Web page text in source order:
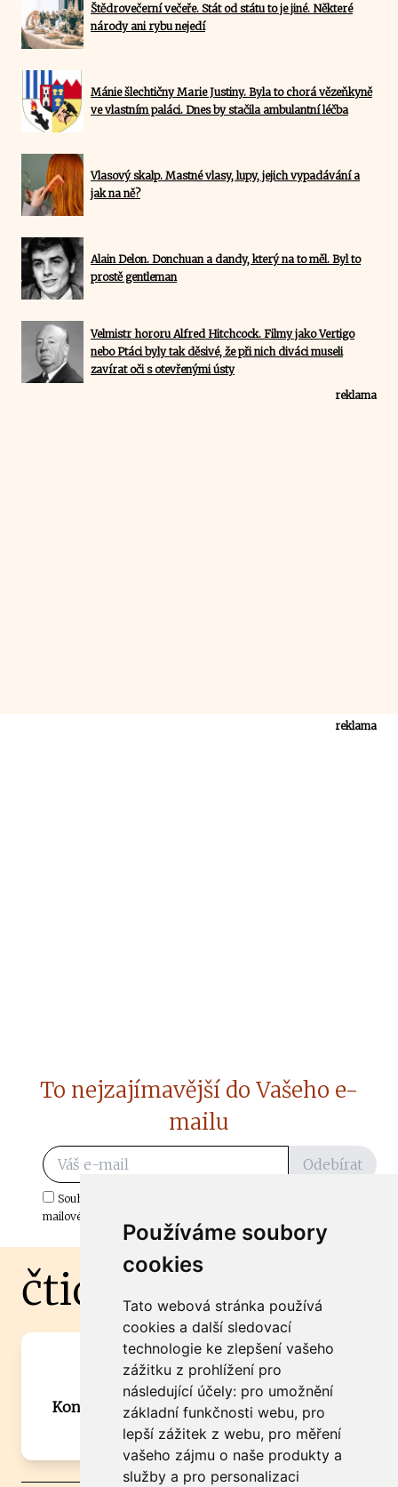
Používáme soubory
cookies
Tato webová stránka používá
cookies a další sledovací
technologie ke zlepšení vašeho
zážitku z prohlížení pro
následující účely: pro umožnění
základní funkčnosti webu, pro
lepší zážitek z webu, pro měření
vašeho zájmu o naše produkty a
služby a pro personalizaci
Štědrovečerní večeře. Stát od státu to je jiné. Některé
národy ani rybu nejedí
Mánie šlechtičny Marie Justiny. Byla to chorá vězeňkyně
ve vlastním paláci. Dnes by stačila ambulantní léčba
Vlasový skalp. Mastné vlasy, lupy, jejich vypadávání a
jak na ně?
Alain Delon. Donchuan a dandy, který na to měl. Byl to
prostě gentleman
Velmistr hororu Alfred Hitchcock. Filmy jako Vertigo
nebo Ptáci byly tak děsivé, že při nich diváci museli
zavírat oči s otevřenými ústy
reklama
reklama
To nejzajímavější do Vašeho e-
mailu
Odebírat
Souhlasím s odběrem důležitých zpráv ze ČtiDoma.cz do mé e-
mailové schránky.
čtidoma.cz
Máte zajímavou informaci? Chcete
spolupracovat?
Kontaktujte šéfredaktora Martina Chalupu:
chalupa@ctidoma.cz